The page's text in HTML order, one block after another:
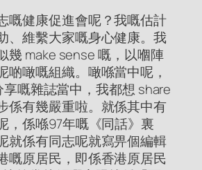
嘅健康促進會呢？我嘅估計
、維繫大家嘅身心健康。我
幾 make sense 嘅，以嗰陣
啲噉嘅組織。噉喺當中呢，
嘅雜誌當中，我都想 share
係有幾嚴重啦。就係其中有
，係喺97年嘅《同話》裏
就係有同志呢就寫畀個編輯
嘅原居民，即係香港原居民